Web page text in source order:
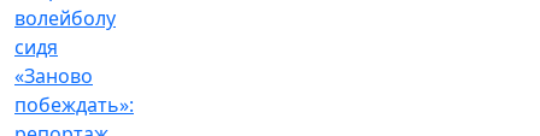
«Заново
побеждать»: